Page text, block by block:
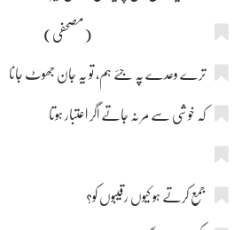
(مصحفی)
ترے وعدے پہ جئے ہم، تو یہ جان جھوٹ جانا
کہ خوشی سے مر نہ جاتے اگر اعتبار ہوتا
جمع کرتے ہو کیوں رقیبوں کو؟